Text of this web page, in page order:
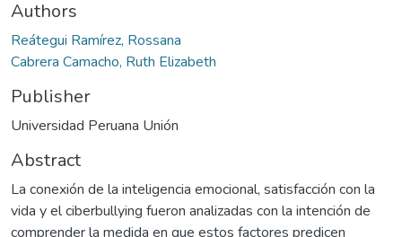
Authors
Reátegui Ramírez, Rossana
Cabrera Camacho, Ruth Elizabeth
Publisher
Universidad Peruana Unión
Abstract
La conexión de la inteligencia emocional, satisfacción con la
vida y el ciberbullying fueron analizadas con la intención de
comprender la medida en que estos factores predicen